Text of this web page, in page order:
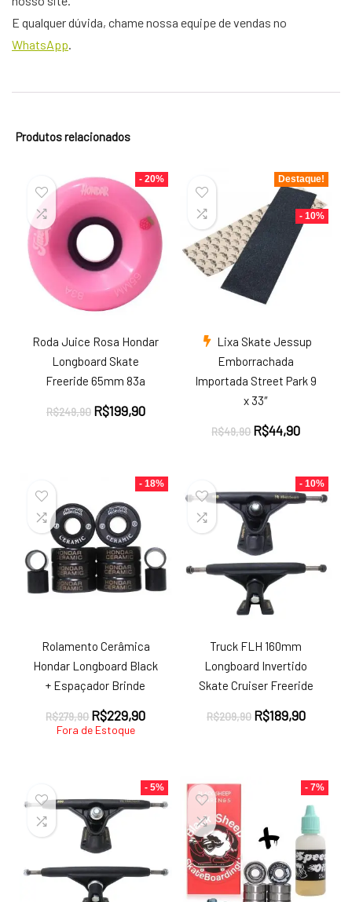
E qualquer dúvida, chame nossa equipe de vendas no
WhatsApp.
Produtos relacionados
- 20%
Roda Juice Rosa Hondar
Longboard Skate
Freeride 65mm 83a
R$249,90 O
R$199,90O
Destaque!
- 10%
Lixa Skate Jessup
Emborrachada
Importada Street Park 9
x 33″
R$49,90 O
R$49,90.
R$44,90O
é:
R$44,90.
- 18%
Rolamento Cerâmica
Hondar Longboard Black
+ Espaçador Brinde
R$279,90 O
preço
R$279,90.
R$229,90O
R$229,90.
Fora de Estoque
- 10%
Truck FLH 160mm
Longboard Invertido
Skate Cruiser Freeride
R$209,90 O
R$209,90.
R$189,90O
- 5% - 7%